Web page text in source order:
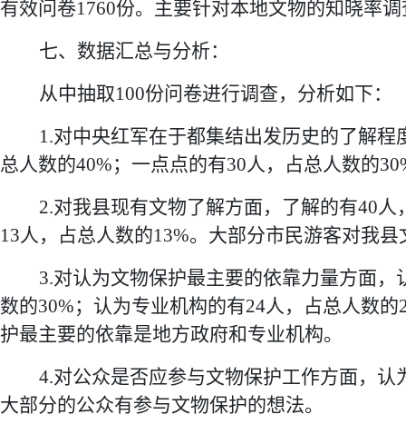
有效问卷1760份。 主要针对本地文物的知晓率调
七、数据汇总与分析：
从中抽取100份问卷进行调查，分析如下：
1.对中央红军在于都集结出发历史的了解程
总人数的40%； 一点点的有30人，占总人数的30
2.对我县现有文物了解方面， 了解的有40人
13人，占总人数的13%。大部分市民游客对我县
3.对认为文物保护最主要的依靠力量方面，
数的30%；认为专业机构的有24人，占总人数
护最主要的依靠是地方政府和专业机构。
4.对公众是否应参与文物保护工作方面， 认
大部分的公众有参与文物保护的想法。